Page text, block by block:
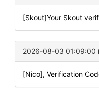
[Skout]Your Skout
2026-08-03 01:09:00
[Nico], Verification